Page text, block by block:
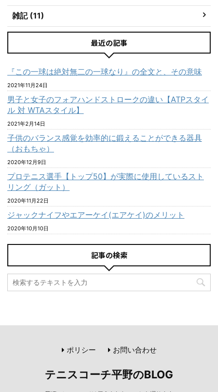
雑記 (11)
最近の記事
『この一球は絶対無二の一球なり』の全文と、その意味
2021年11月24日
男子と女子のフォアハンドストロークの違い【ATPスタイ
ル 対 WTAスタイル】
2021年2月14日
子供のバランス感覚を効率的に鍛えることができる器具
（おもちゃ）
2020年12月9日
プロテニス選手【トップ50】が実際に使用しているスト
リング（ガット）
2020年11月22日
ジャックナイフやエアーケイ(エアケイ)のメリット
2020年10月10日
記事の検索
ポリシー お問い合わせ
テニスコーチ平野のBLOG